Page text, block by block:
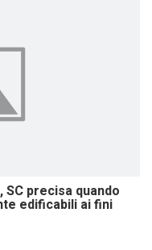
precisa quando
edificabili ai fini